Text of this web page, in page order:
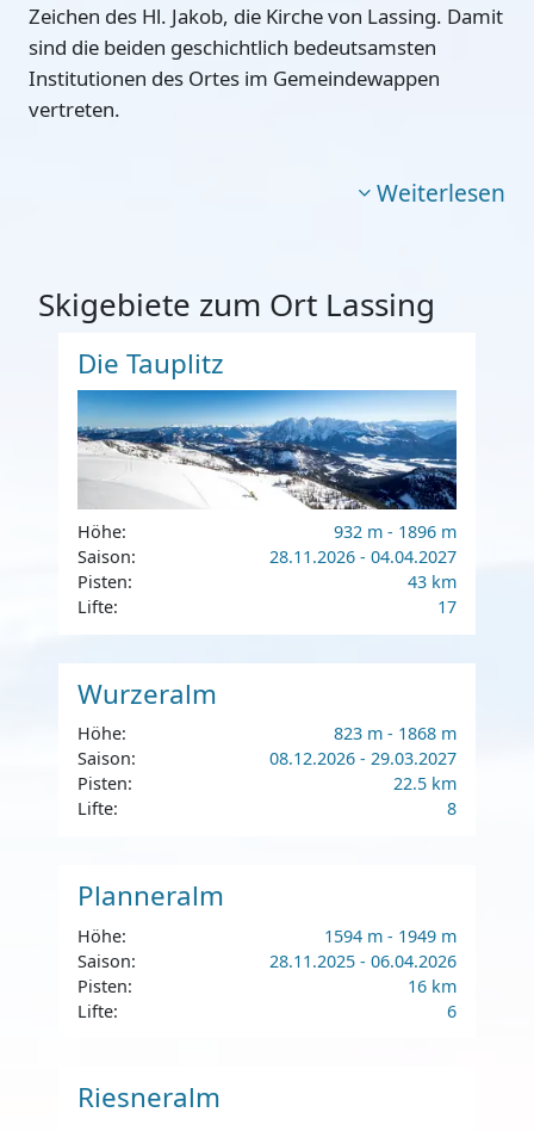
Zeichen des Hl. Jakob, die Kirche von Lassing. Damit
sind die beiden geschichtlich bedeutsamsten
Institutionen des Ortes im Gemeindewappen
vertreten.
Weiterlesen
Skigebiete zum Ort Lassing
Die Tauplitz
Höhe:
932 m - 1896 m
Saison:
28.11.2026 - 04.04.2027
Pisten:
43 km
Lifte:
17
Wurzeralm
Höhe:
823 m - 1868 m
Saison:
08.12.2026 - 29.03.2027
Pisten:
22.5 km
Lifte:
8
Planneralm
Höhe:
1594 m - 1949 m
Saison:
28.11.2025 - 06.04.2026
Pisten:
16 km
Lifte:
6
Riesneralm